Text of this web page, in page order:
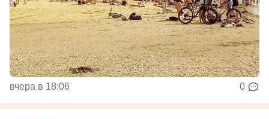
вчера в 18:06 0